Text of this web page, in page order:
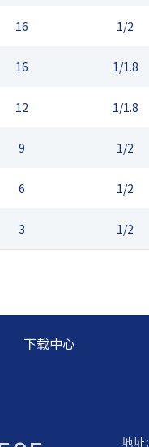
16 1/2
16 1/1.8
12 1/1.8
9 1/2
6 1/2
3 1/2
下载中心
地址